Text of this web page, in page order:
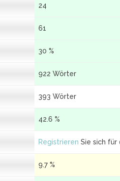
24
61
30 %
922 Wörter
393 Wörter
42.6 %
Registrieren Sie sich für
9.7 %